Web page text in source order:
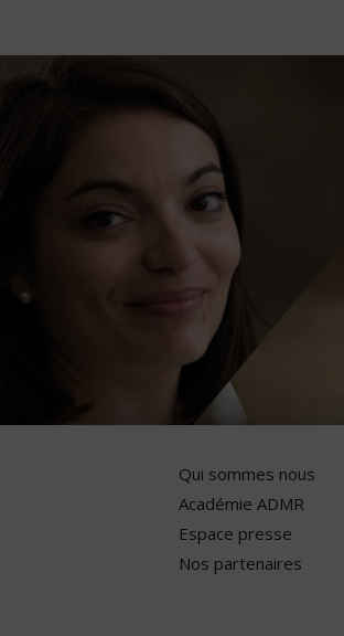
Qui sommes nous
Académie ADMR
Espace presse
Nos partenaires